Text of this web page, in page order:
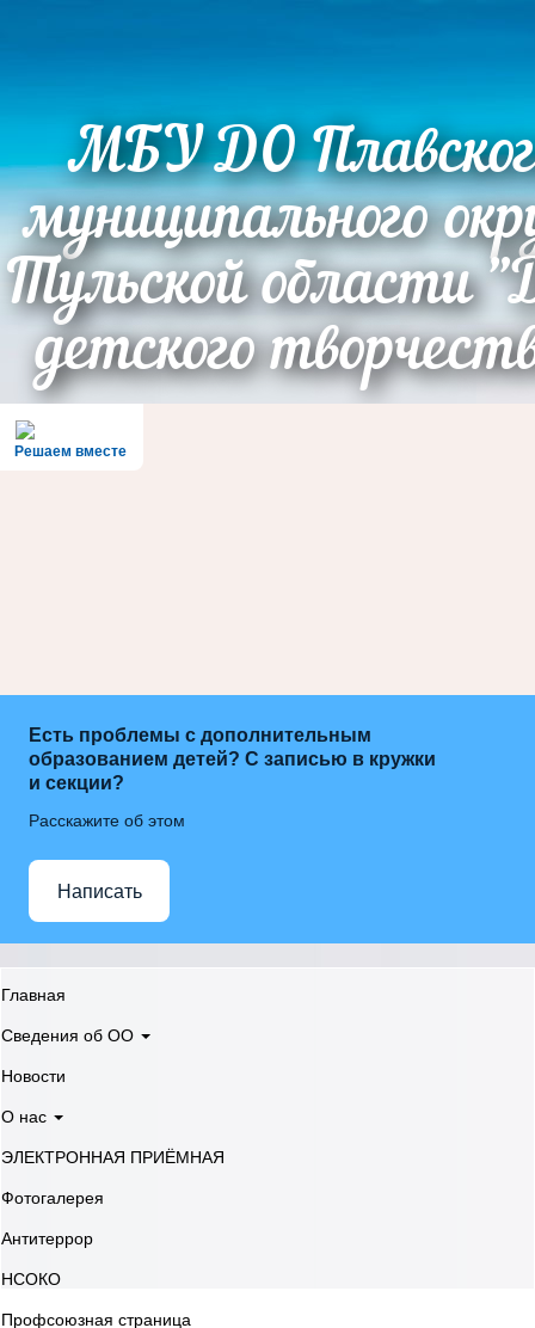
МБУ ДО
муниципального
Тульской области
детского
Решаем вместе
Есть проблемы с дополнительным
образованием детей? С записью в кружки
и секции?
Расскажите об этом
Написать
Главная
Сведения об ОО
Новости
О нас
ЭЛЕКТРОННАЯ ПРИЁМНАЯ
Фотогалерея
Антитеррор
НСОКО
Профсоюзная страница